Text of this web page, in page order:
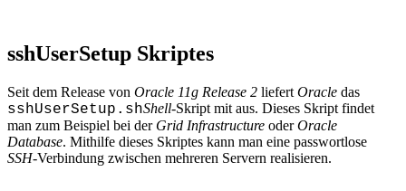
sshUserSetup Skriptes
Seit dem Release von Oracle 11g Release 2 liefert Oracle das
sshUserSetup.shShell-Skript mit aus. Dieses Skript findet
man zum Beispiel bei der Grid Infrastructure oderOracle
Database. Mithilfe dieses Skriptes kann man eine passwortlose
SSH-Verbindung zwischen mehreren Servern realisieren.